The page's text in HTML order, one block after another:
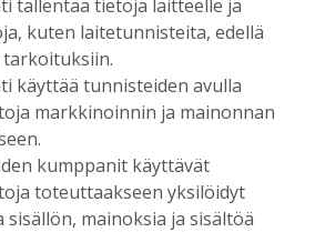
kaupunkien lääkäripulaa
7.8.2026 12:00
tuotti jälleen komeasti
nuorille – palkittavat
loppuvuodesta
7.8.2026 11:33
tallentaa tietoja laitteelle ja
kuten laitetunnisteita, edellä
käyttää tunnisteiden avulla
markkinoinnin ja mainonnan
kumppanit käyttävät
toteuttaakseen yksilöidyt
sisällön, mainoksia ja sisältöä